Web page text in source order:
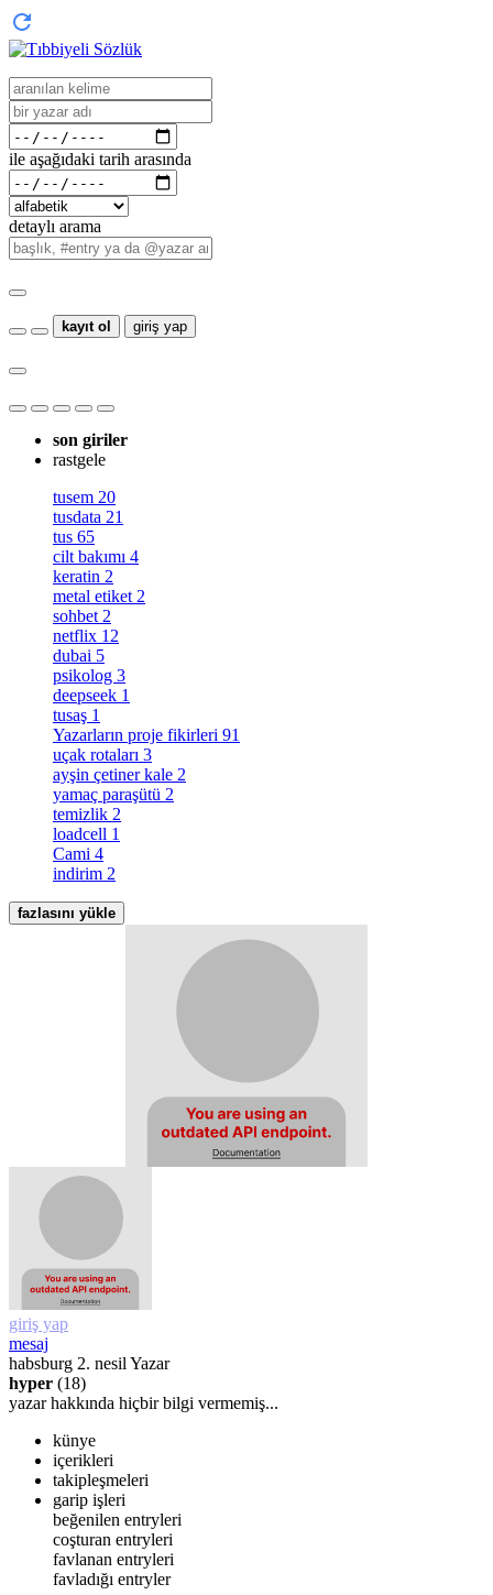
ile aşağıdaki tarih arasında
detaylı arama
kayıt ol giriş yap
son giriler
rastgele
tusem 20
tusdata 21
tus 65
cilt bakımı 4
keratin 2
metal etiket 2
sohbet 2
netflix 12
dubai 5
psikolog 3
deepseek 1
tusaş 1
Yazarların proje fikirleri 91
uçak rotaları 3
ayşin çetiner kale 2
yamaç paraşütü 2
temizlik 2
loadcell 1
Cami 4
indirim 2
fazlasını yükle
giriş yap
mesaj
habsburg 2. nesil Yazar
hyper (18)
yazar hakkında hiçbir bilgi vermemiş...
künye
içerikleri
takipleşmeleri
garip işleri
beğenilen entryleri
coşturan entryleri
favlanan entryleri
favladığı entryler